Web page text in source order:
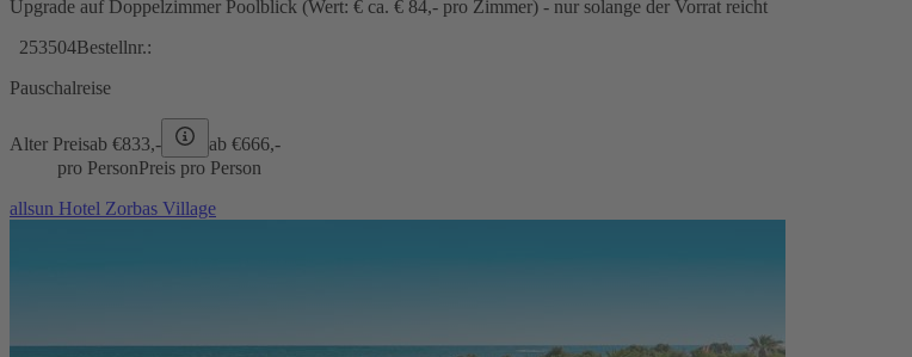
Upgrade auf Doppelzimmer Poolblick (Wert: € ca. € 84,- pro Zimmer) - nur solange der Vorrat reicht
253504Bestellnr.:
Pauschalreise
Alter Preisab €833,- ab €666,-
pro PersonPreis pro Person
allsun Hotel Zorbas Village